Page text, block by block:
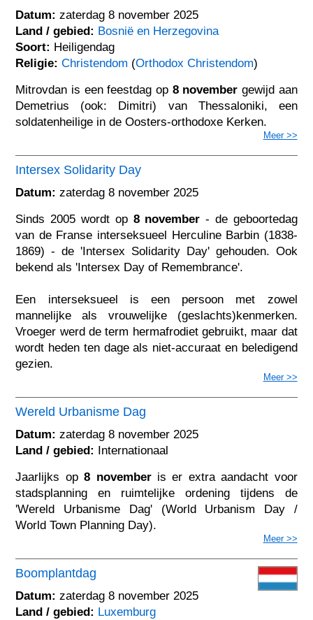
Datum: zaterdag 8 november 2025
Land / gebied: Bosnië en Herzegovina
Soort: Heiligendag
Religie: Christendom (Orthodox Christendom)
Mitrovdan is een feestdag op 8 november gewijd aan
Demetrius (ook: Dimitri) van Thessaloniki, een
soldatenheilige in de Oosters-orthodoxe Kerken.
Meer >>
Intersex Solidarity Day
Datum: zaterdag 8 november 2025
Sinds 2005 wordt op 8 november - de geboortedag
van de Franse interseksueel Herculine Barbin (1838-
1869) - de 'Intersex Solidarity Day' gehouden. Ook
bekend als 'Intersex Day of Remembrance'.
Een interseksueel is een persoon met zowel
mannelijke als vrouwelijke (geslachts)kenmerken.
Vroeger werd de term hermafrodiet gebruikt, maar dat
wordt heden ten dage als niet-accuraat en beledigend
gezien.
Meer >>
Wereld Urbanisme Dag
Datum: zaterdag 8 november 2025
Land / gebied: Internationaal
Jaarlijks op8 novemberis er extra aandacht voor
stadsplanning en ruimtelijke ordening tijdens de
'Wereld Urbanisme Dag' (World Urbanism Day /
World Town Planning Day).
Meer >>
Boomplantdag
Datum: zaterdag 8 november 2025
Land / gebied: Luxemburg